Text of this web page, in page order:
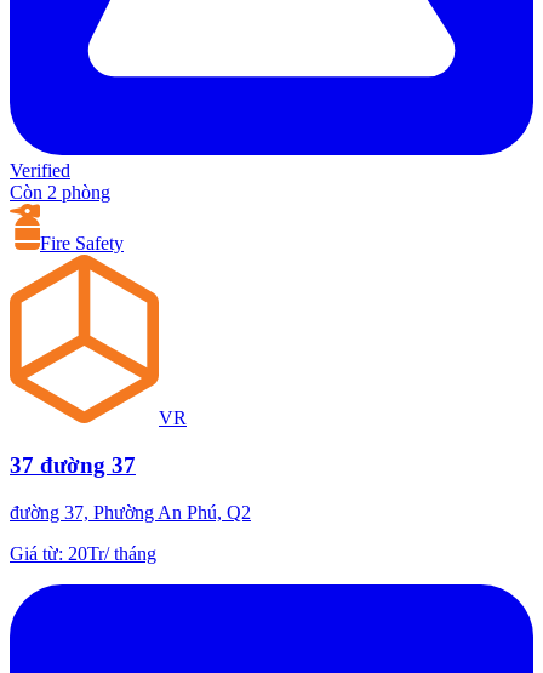
Verified
Còn 2 phòng
Fire Safety
VR
37 đường 37
đường 37, Phường An Phú, Q2
Giá từ: 20Tr/tháng